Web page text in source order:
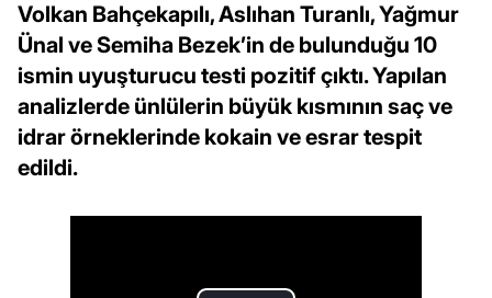
Volkan Bahçekapılı, Aslıhan Turanlı, Yağmur
Ünal ve Semiha Bezek’in de bulunduğu 10
ismin uyuşturucu testi pozitif çıktı. Yapılan
analizlerde ünlülerin büyük kısmının saç ve
idrar örneklerinde kokain ve esrar tespit
edildi.